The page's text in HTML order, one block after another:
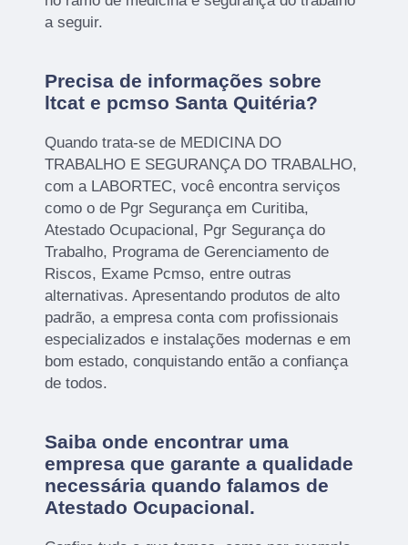
a seguir.
Precisa de informações sobre
ltcat e pcmso Santa Quitéria?
Quando trata-se de MEDICINA DO
TRABALHO E SEGURANÇA DO TRABALHO,
com a LABORTEC, você encontra serviços
como o de Pgr Segurança em Curitiba,
Atestado Ocupacional, Pgr Segurança do
Trabalho, Programa de Gerenciamento de
Riscos, Exame Pcmso, entre outras
alternativas. Apresentando produtos de alto
padrão, a empresa conta com profissionais
especializados e instalações modernas e em
bom estado, conquistando então a confiança
de todos.
Saiba onde encontrar uma
empresa que garante a qualidade
necessária quando falamos de
Atestado Ocupacional.